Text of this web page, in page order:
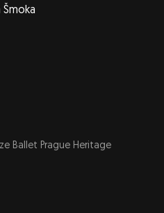
Ballet Prague Heritage